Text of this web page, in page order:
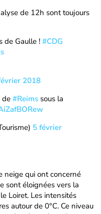
de 12h sont toujours
de Gaulle ! #CDG
2018
de #Reims sous la
5 février
neige qui ont concerné
sont éloignées vers la
Loiret. Les intensités
autour de 0°C. Ce niveau